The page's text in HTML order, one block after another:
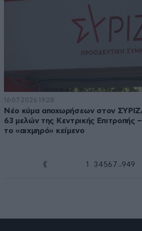
16·07·2026 19:28
Νέο κύμα αποχωρήσεων στον
63 μελών της Κεντρικής Επιτροπής
το «αιχμηρό» κείμενο
1 3 4 56 7 ...949